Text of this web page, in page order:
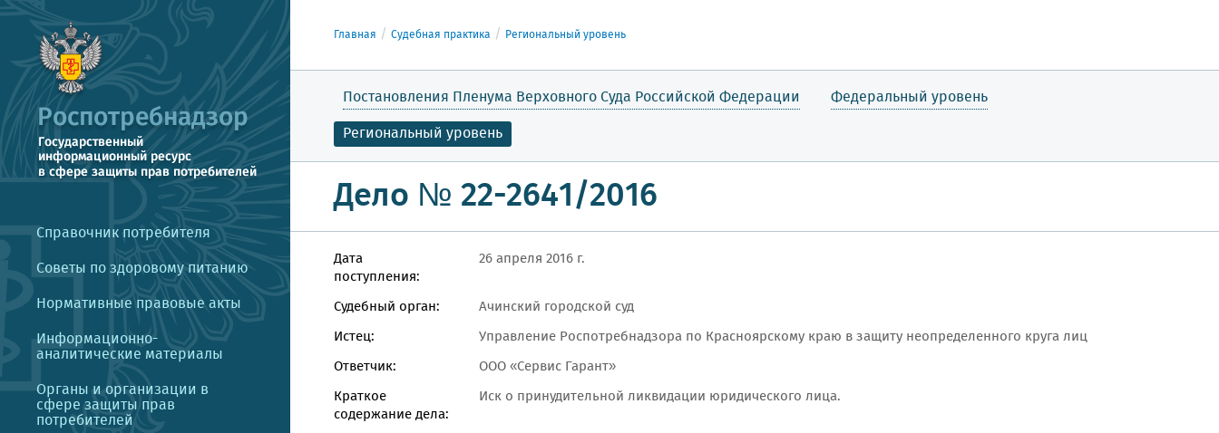
Справочник потребителя
Советы по здоровому питанию
Нормативные правовые акты
Информационно-
аналитические материалы
Органы и организации в
сфере защиты прав
потребителей
Главная Судебная практика Региональный уровень
Постановления Пленума Верховного Суда Российской Федерации
Федеральный уровень
Региональный уровень
Дело № 22-2641/2016
Дата
поступления:
26 апреля 2016 г.
Судебный орган:
Ачинский городской суд
Истец:
Управление Роспотребнадзора по Красноярскому краю в защиту неопределенного круга лиц
Ответчик:
ООО «Сервис Гарант»
Краткое
содержание дела:
Иск о принудительной ликвидации юридического лица.